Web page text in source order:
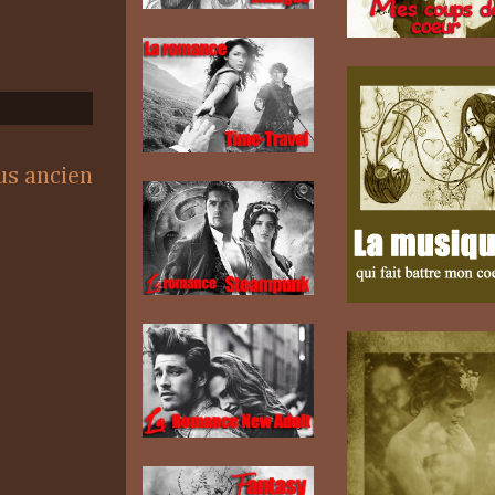
ancien